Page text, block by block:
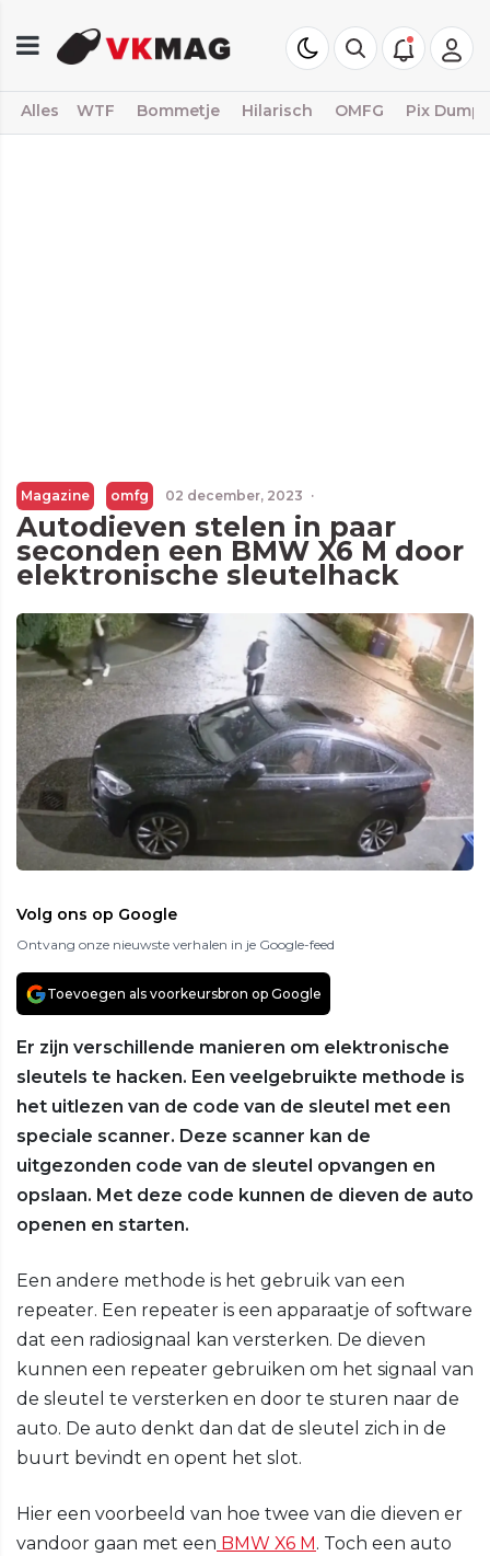
Alles WTF Bommetje Hilarisch OMFG Pix Dump
Magazine omfg 02 december, 2023 ·
Autodieven stelen in paar
seconden een BMW X6 M door
elektronische sleutelhack
Volg ons op Google
Ontvang onze nieuwste verhalen in je Google-feed
Toevoegen als voorkeursbron op Google
Er zijn verschillende manieren om elektronische
sleutels te hacken. Een veelgebruikte methode is
het uitlezen van de code van de sleutel met een
speciale scanner. Deze scanner kan de
uitgezonden code van de sleutel opvangen en
opslaan. Met deze code kunnen de dieven de auto
openen en starten.
Een andere methode is het gebruik van een
repeater. Een repeater is een apparaatje of software
dat een radiosignaal kan versterken. De dieven
kunnen een repeater gebruiken om het signaal van
de sleutel te versterken en door te sturen naar de
auto. De auto denkt dan dat de sleutel zich in de
buurt bevindt en opent het slot.
Hier een voorbeeld van hoe twee van die dieven er
vandoor gaan met een BMW X6 M. Toch een auto